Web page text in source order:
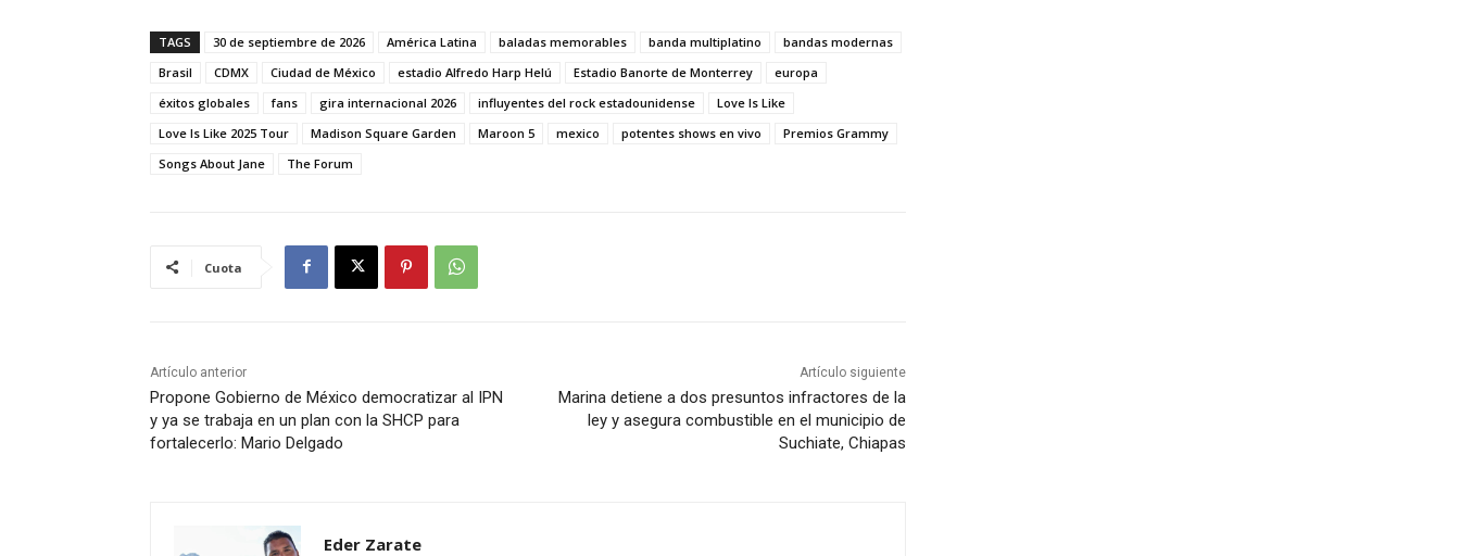
TAGS 30 de septiembre de 2026 América Latina baladas memorables banda multiplatino
bandas modernas
Brasil
CDMX Ciudad de México estadio Alfredo Harp Helú Estadio Banorte de Monterrey
europa
éxitos globales
fans gira internacional 2026 influyentes del rock estadounidense
Love Is Like
Love Is Like 2025 Tour
Madison Square Garden Maroon 5 mexico potentes shows en vivo
Premios Grammy
Songs About Jane
The Forum
Cuota
Artículo anterior
Propone Gobierno de México democratizar al IPN
y ya se trabaja en un plan con la SHCP para
fortalecerlo: Mario Delgado
Artículo siguiente
Marina detiene a dos presuntos infractores de la
ley y asegura combustible en el municipio de
Suchiate, Chiapas
Eder Zarate